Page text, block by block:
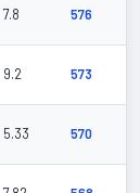
7.8 576
9.2 573
5.33 570